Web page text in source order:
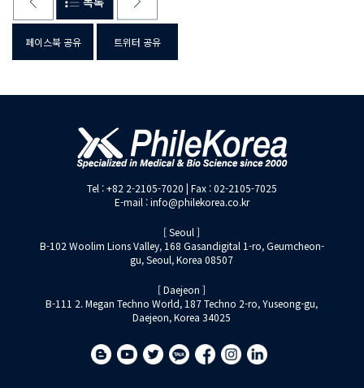
페이스북 공유 트위터 공유
Tel : +82 2-2105-7020 | Fax : 02-2105-7025
E-mail : info@philekorea.co.kr
[ Seoul ]
B-102 Woolim Lions Valley, 168 Gasandigital 1-ro, Geumcheon-
gu, Seoul, Korea 08507
[ Daejeon ]
B-111 2. Megan Techno World, 187 Techno 2-ro, Yuseong-gu,
Daejeon, Korea 34025